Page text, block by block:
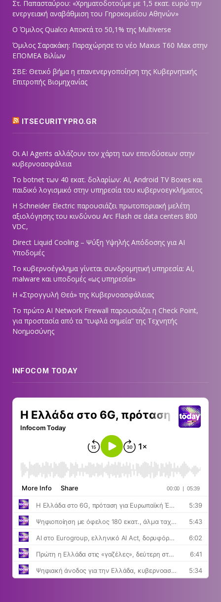
Στ. Παπασταύρου: «Χρηματοδοτούμε με 1,5 εκατ. ευρώ την
ενεργειακή αναβάθμιση του Γηροκομείου Αθηνών»
Ο Όμιλος Qualco Αποκτά το 50,1% της Multiverse
Όμιλος Σαρακάκη: Παραχώρησε το νέο Maxus T60 Max στην
ΕΠΟΜΕΑ Βιλίων
ΣΒΕ: Θετικό βήμα η επανενεργοποίηση της Κυβερνητικής
Επιτροπής Βιομηχανίας
ITSECURITYPRO.GR
Οι AI Agents αλλάζουν τον χάρτη των επενδύσεων στην
κυβερνοασφάλεια
Το botnet των 40 εκατ. δολαρίων: AI, Android TV Boxes και
παιδικό λογισμικό στην υπηρεσία του κυβερνοεγκλήματος
Η Schneider Electric παρουσιάζει πρωτοποριακή μελέτη
αξιολόγησης του κινδύνου Arc Flash σε data centers 800
VDC,
Direct Liquid Cooling – Ψύξη Υψηλής Απόδοσης για AI
Υποδομές
Το κυβερνοέγκλημα γίνεται συνδρομητική υπηρεσία: AI,
malware και υποδομές «ως υπηρεσία»
Η «Στρογγυλή Θεά» της Κυβερνοασφάλειας
Tο πρώτο AI Network Firewall παρουσιάζει η Check Point,
για προστασία από τα “τυφλά σημεία” της Τεχνητής
Νοημοσύνης
INFOCOM TODAY